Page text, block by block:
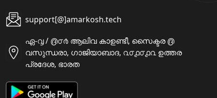
support[@]amarkosh.tech
ഏ-൮ / ൫൦൪ ആലിവ കാഉണ്ടീ, സൈക്ടര ൫
വസുന്ധരാ, ഗാജിയാബാദ, ൨൦൧൦൧൨ ഉത്തര
പ്രദേശ, ഭാരത